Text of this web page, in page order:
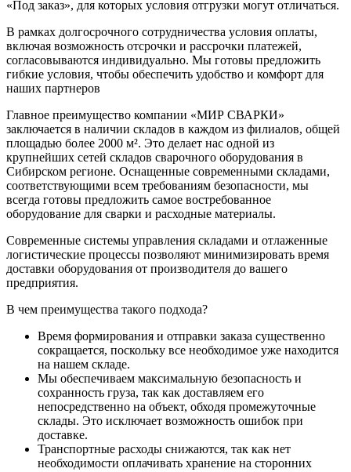
«Под заказ», для которых условия отгрузки могут отличаться.
В рамках долгосрочного сотрудничества условия оплаты,
включая возможность отсрочки и рассрочки платежей,
согласовываются индивидуально. Мы готовы предложить
гибкие условия, чтобы обеспечить удобство и комфорт для
наших партнеров
Главное преимущество компании «МИР СВАРКИ»
заключается в наличии складов в каждом из филиалов, общей
площадью более 2000 м². Это делает нас одной из
крупнейших сетей складов сварочного оборудования в
Сибирском регионе. Оснащенные современными складами,
соответствующими всем требованиям безопасности, мы
всегда готовы предложить самое востребованное
оборудование для сварки и расходные материалы.
Современные системы управления складами и отлаженные
логистические процессы позволяют минимизировать время
доставки оборудования от производителя до вашего
предприятия.
В чем преимущества такого подхода?
Время формирования и отправки заказа существенно
сокращается, поскольку все необходимое уже находится
на нашем складе.
Мы обеспечиваем максимальную безопасность и
сохранность груза, так как доставляем его
непосредственно на объект, обходя промежуточные
склады. Это исключает возможность ошибок при
доставке.
Транспортные расходы снижаются, так как нет
необходимости оплачивать хранение на сторонних